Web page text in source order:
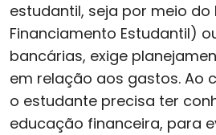
estudantil, seja por meio do
Financiamento Estudantil)
bancárias, exige
em relação aos gastos. Ao
o estudante precisa ter
educação financeira, para